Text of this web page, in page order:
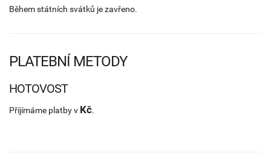
Během státních svátků je zavřeno.
PLATEBNÍ METODY
HOTOVOST
Příjímáme platby v Kč.